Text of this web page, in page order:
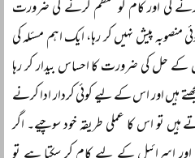
کی اور کام کو منظم کرنے کی ضرورت
پیش نہیں کر رہا، ایک اہم مسئلہ کی
کے حل کی ضرورت کا احساس بیدار کر رہا
ہیں اور اس کے لیے کوئی کردار ادا کرنے
ہیں تو اس کا عملی طریقہ خود سوچیے۔ اگر